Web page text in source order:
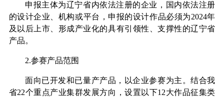
申报主体为辽宁省内依法注册的企业，国内依法注册
的设计企业、机构或平台，申报的设计作品必须为2024年
及以后上市、形成产业化的具有引领性、支撑性的辽宁省
产品。
2.参赛产品范围
面向已开发和已量产产品，以企业参赛为主。结合我
省22个重点产业集群发展方向，设置以下12大作品征集类